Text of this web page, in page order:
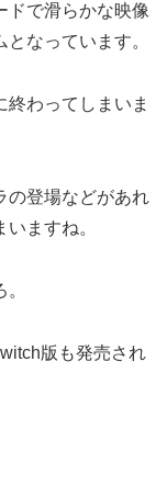
ドで滑らかな映像
なっています。
終わってしまいま
の登場などがあれ
ますね。
版も発売され